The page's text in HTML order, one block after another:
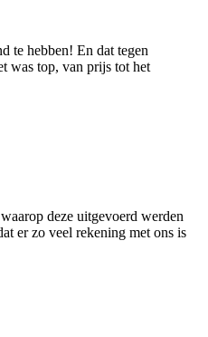
te hebben! En dat tegen
was top, van prijs tot het
deze uitgevoerd werden
er zo veel rekening met ons is